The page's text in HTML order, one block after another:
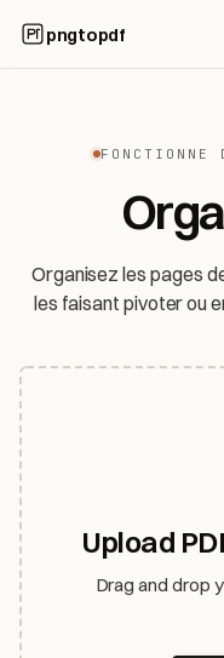
pngtopdf
FONCTIONNE
Organisez les pages
les faisant pivoter ou
Upload
Drag and drop